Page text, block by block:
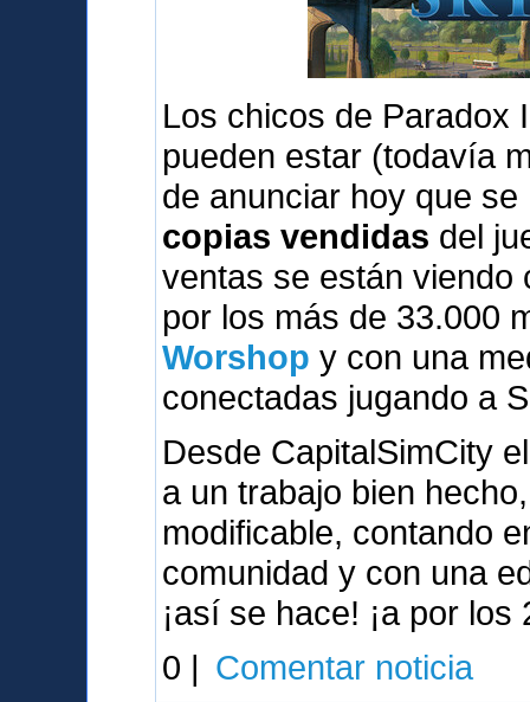
Los chicos de Paradox
pueden estar (todavía
de anunciar hoy que
copias vendidas del
ventas se están viendo
por los más de 33.000
Worshop y con una
conectadas jugando a
Desde CapitalSimCity
a un trabajo bien
modificable, contando
comunidad y con una
¡así se hace! ¡a por los
0 | Comentar noticia